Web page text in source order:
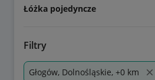
Łóżka pojedyncze
Filtry
Głogów, Dolnośląskie, +0 km